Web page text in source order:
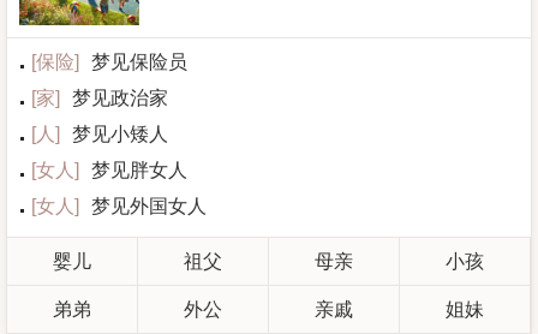
[保险]
梦见保险员
[家]
梦见政治家
[人 ]
梦见小矮人
[女人 ]
梦见胖女人
[女人 ] 梦见外国女人
婴儿 祖父 母亲 小孩
弟弟 外公 亲戚 姐妹